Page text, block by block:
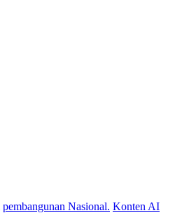
pembangunan Nasional. Konten AI